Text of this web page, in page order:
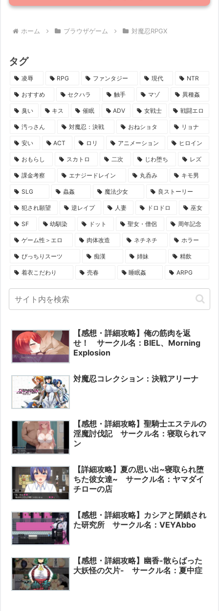
ホーム ブラウザゲーム 対魔忍RPGX
タグ
凌辱 RPG ファンタジー 現代 NTR
おすすめ セクハラ 触手 マゾ 異種姦
臭い キス 催眠 ADV 女戦士 戦闘エロ
汚っさん 対魔忍：決戦 おねショタ リョナ
安い ACT ロリ アニメーション ヒロイン
おもらし スカトロ 二次 じわ堕ち レズ
課金考察 エナジードレイン 丸呑み キモ男
SLG 蟲姦 魔法少女 良ストーリー
犯され願望 逆レイプ 人妻 ドロドロ 巫女
SF 幼馴染 ドット 聖女・僧侶 周年記念
ゲーム性＞エロ 肉体改造 ネチネチ ホラー
ぴっちりスーツ 痴漢 姉妹 精飲
着衣こだわり 売春 睡眠姦 ARPG
【感想・詳細攻略】俺の筋肉を返
せ！ サークル名：BIEL、Morning
Explosion
対魔忍コレクション：決戦アリーナ
【感想・詳細攻略】聖騎士エステルの
淫魔討伐記 サークル名：寝取られマ
ン
【詳細攻略】夏の思い出~寝取られ堕
ちた彼女達~ サークル名：ヤマダイ
チローの店
【感想・詳細攻略】カシアと閉鎖され
た研究所 サークル名：VEYAbbo
【感想・詳細攻略】幽香-散らばった
大妖怪の欠片- サークル名：夏中症